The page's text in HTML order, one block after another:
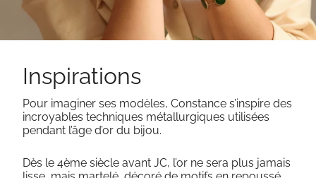
Inspirations
Pour imaginer ses modèles, Constance s’inspire des
incroyables techniques métallurgiques utilisées
pendant l’âge d’or du bijou.
Dès le 4ème siècle avant JC, l’or ne sera plus jamais